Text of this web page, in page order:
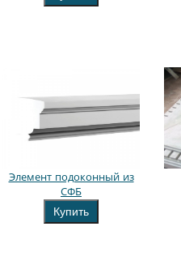
Элемент подоконный из
СФБ
Купить